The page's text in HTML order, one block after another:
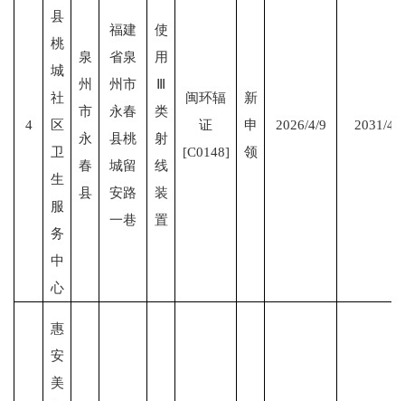
4
县
桃
城
社
区
卫
生
服
务
中
心
泉
州
市
永
春
县
福建
省泉
州市
永春
县桃
城留
安路
一巷
使
用
Ⅲ
类
射
线
装
置
闽环辐
证
[C0148]
新
申
领
2026/4/9 2031/4/8
惠
安
美